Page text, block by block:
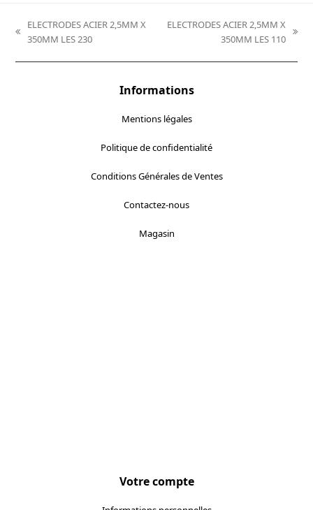
previous
ELECTRODES ACIER 2,5MM X
350MM LES 230
ELECTRODES ACIER 2,5MM X
350MM LES 110
Informations
Mentions légales
Politique de confidentialité
Conditions Générales de Ventes
Contactez-nous
Magasin
Votre compte